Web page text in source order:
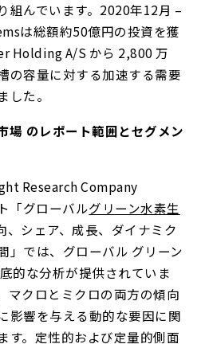
組んでいます。2020年12月 –
は総額約50億円の投資を獲
Holding A/S から 2,800 万
の容量に対する加速する需要
した。
場 のレポート範囲とセグメン
Research Company
「グローバルグリーン水素生
、シェア、成長、ダイナミク
」では、グローバル グリーン
的な分析が提供されていま
マクロとミクロの両方の傾向
影響を与える動的な要因に関
す。定性的および定量的側面